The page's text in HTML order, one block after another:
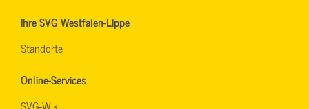
Ihre SVG Westfalen-Lippe
Standorte
Online-Services
SVG-Wiki